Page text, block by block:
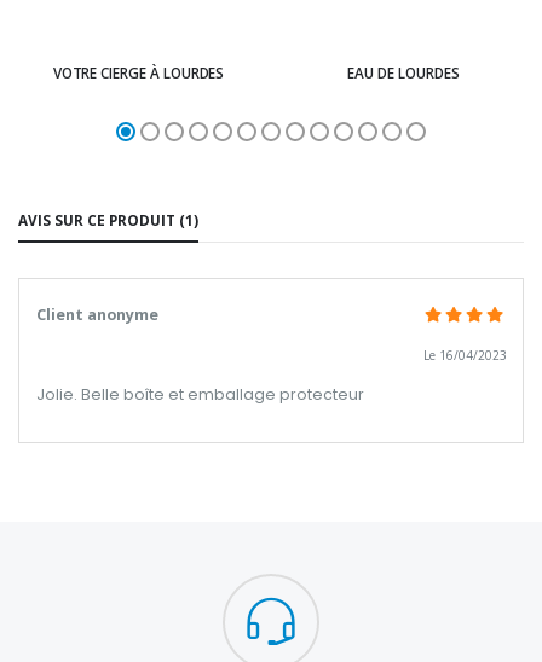
VOTRE CIERGE À LOURDES EAU DE LOURDES
AVIS SUR CE PRODUIT (1)
Client anonyme
Le 16/04/2023
Jolie. Belle boîte et emballage protecteur